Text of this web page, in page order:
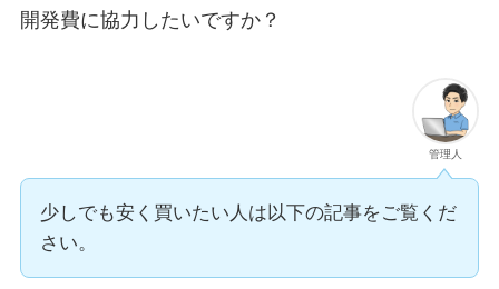
開発費に協力したいですか？
管理人
少しでも安く買いたい人は以下の記事をご覧くだ
さい。